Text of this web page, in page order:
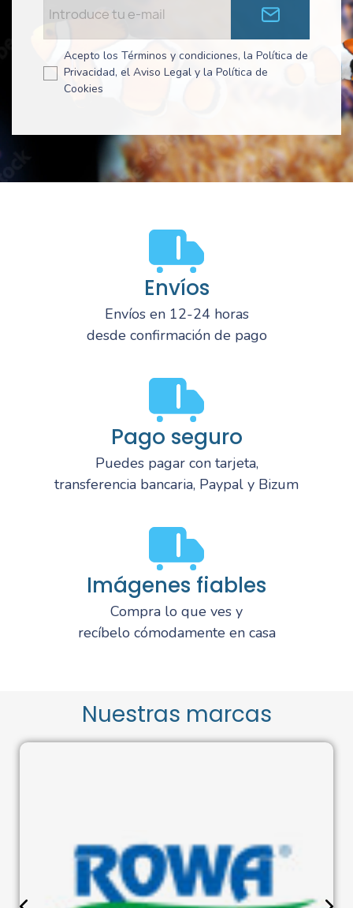
Acepto los Términos y condiciones, la Política de
Privacidad, el Aviso Legal y la Política de
Cookies
Envíos
Envíos en 12-24 horas
desde confirmación de pago
Pago seguro
Puedes pagar con tarjeta,
transferencia bancaria, Paypal y Bizum
Imágenes fiables
Compra lo que ves y
recíbelo cómodamente en casa
Nuestras marcas